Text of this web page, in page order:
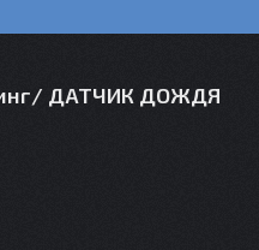
ДАТЧИК ДОЖДЯ